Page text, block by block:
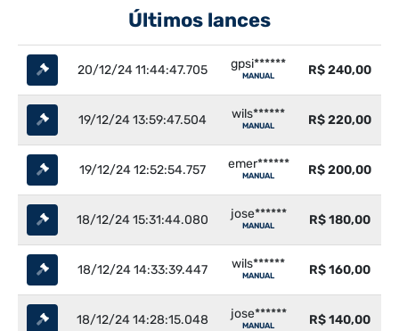
Últimos lances
20/12/24 11:44:47.705 gpsi******
MANUAL R$ 240,00
19/12/24 13:59:47.504 wils******
MANUAL R$ 220,00
19/12/24 12:52:54.757 emer******
MANUAL R$ 200,00
18/12/24 15:31:44.080 jose******
MANUAL R$ 180,00
18/12/24 14:33:39.447 wils******
MANUAL R$ 160,00
18/12/24 14:28:15.048 jose******
MANUAL R$ 140,00